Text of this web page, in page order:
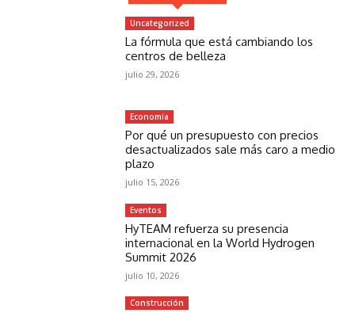
Uncategorized
La fórmula que está cambiando los
centros de belleza
julio 29, 2026
Economía
Por qué un presupuesto con precios
desactualizados sale más caro a medio
plazo
julio 15, 2026
Eventos
HyTEAM refuerza su presencia
internacional en la World Hydrogen
Summit 2026
julio 10, 2026
Construcción